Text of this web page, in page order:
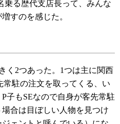
る歴代支店長って、みんな
すのを感じた。
く2つあった。1つは主に関西
常駐の注文を取ってくる、い
子もSEなので自身が客先常駐
合は目ぼしい人物を見つけ